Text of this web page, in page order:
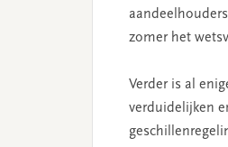
zomer het
Verder is al
verduidelijken